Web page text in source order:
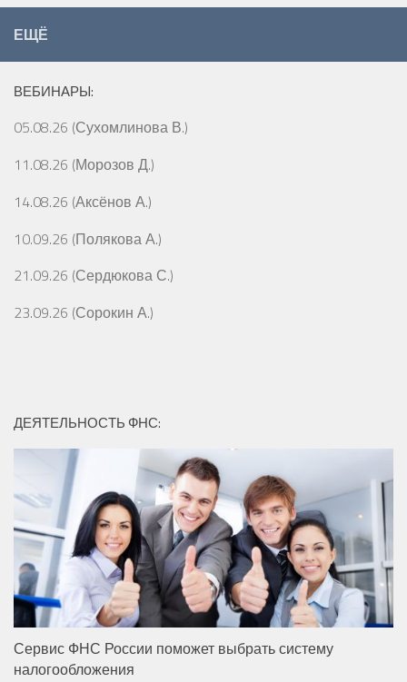
ЕЩЁ
ВЕБИНАРЫ:
05.08.26 (Сухомлинова В.)
11.08.26 (Морозов Д.)
14.08.26 (Аксёнов А.)
10.09.26 (Полякова А.)
21.09.26 (Сердюкова С.)
23.09.26 (Сорокин А.)
ДЕЯТЕЛЬНОСТЬ ФНС:
Сервис ФНС России поможет выбрать систему
налогообложения